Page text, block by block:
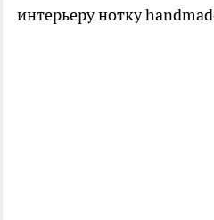
интерьеру нотку